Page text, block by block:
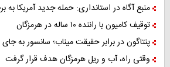
منبع آگاه در استانداری: حمله جدید آمریکا به
توقیف کامیون با راننده ۱۰ ساله در هرمزگان
پنتاگون در برابر حقیقت میناب؛ سانسور به
وقتی راه، آب و ریل هرمزگان هدف قرار گرفت